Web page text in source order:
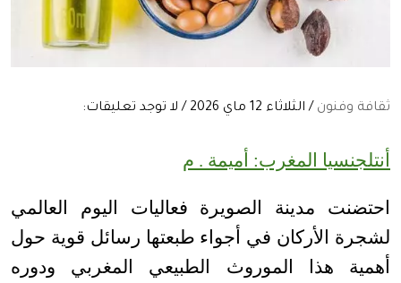
ثقافة وفنون / الثلاثاء 12 ماي 2026 / لا توجد تعليقات:
أنتلجنسيا المغرب: أميمة . م
احتضنت مدينة الصويرة فعاليات اليوم العالمي
لشجرة الأركان في أجواء طبعتها رسائل قوية حول
أهمية هذا الموروث الطبيعي المغربي ودوره